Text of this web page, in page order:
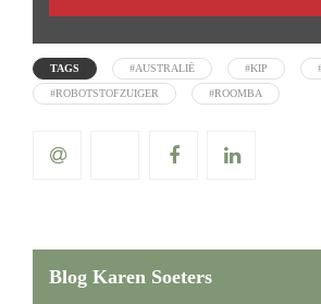
TAGS #AUSTRALIË #KIP
#ROBOTSTOFZUIGER #ROOMBA
Blog Karen Soeters